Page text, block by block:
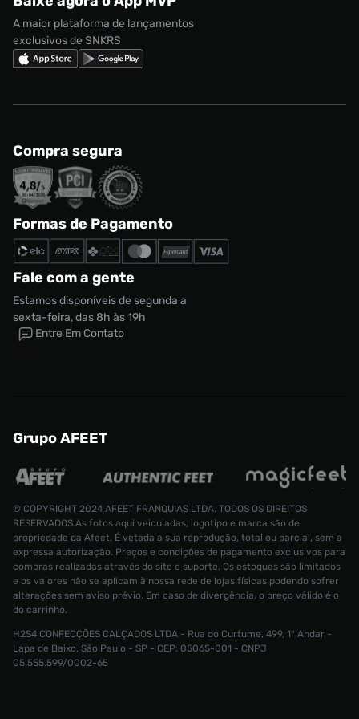
Nike Shox
Regulamento Cupom
A maior plataforma de lançamentos
exclusivos de SNKRS
Compra segura
Formas de Pagamento
Fale com a gente
Estamos disponíveis de segunda a
sexta-feira, das 8h às 19h
Entre Em Contato
Grupo AFEET
© COPYRIGHT 2024 AFEET FRANQUIAS LTDA. TODOS OS DIREITOS
RESERVADOS.As fotos aqui veiculadas, logotipo e marca são de
propriedade da Afeet. É vetada a sua reprodução, total ou parcial, sem a
expressa autorização. Preços e condições de pagamento exclusivos para
compras realizadas através do site e suporte. Os estoques são limitados
e os valores não se aplicam à nossa rede de lojas físicas podendo sofrer
alterações sem aviso prévio. Em caso de divergência, o preço válido é o
do carrinho.
H2S4 CONFECÇÕES CALÇADOS LTDA - Rua do Curtume, 499, 1° Andar -
Lapa de Baixo, São Paulo - SP - CEP: 05065-001 - CNPJ
05.555.599/0002-65